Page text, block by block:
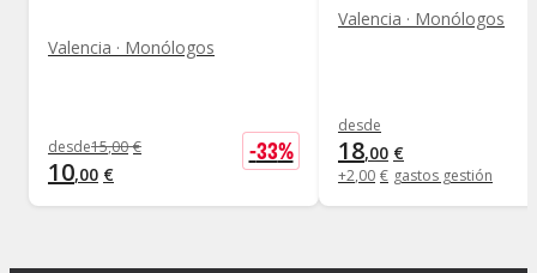
Valencia · Monólogos
desde15,00 €
10,00 €
-33%
Valencia · Monólogos
desde
18,00 €
+2,00 € gastos gestión